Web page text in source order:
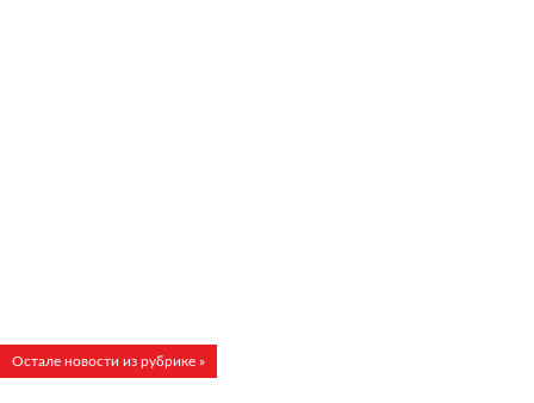
Остале новости из рубрике »